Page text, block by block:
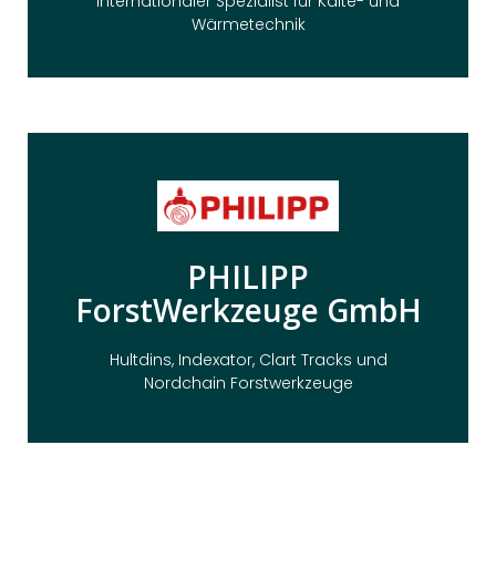
Wärmetechnik
PHILIPP
ForstWerkzeuge GmbH
Hultdins, Indexator, Clart Tracks und
Nordchain Forstwerkzeuge
PHILIPP ist Spezialist für die Produkte der
Hersteller HULTDINS, INDEXATOR, CLARK TRACKS,
NORDCHAIN, MESERA und SCHWANITZ. Realisiert
mit TechParts für Shopware 5
Hier Klicken